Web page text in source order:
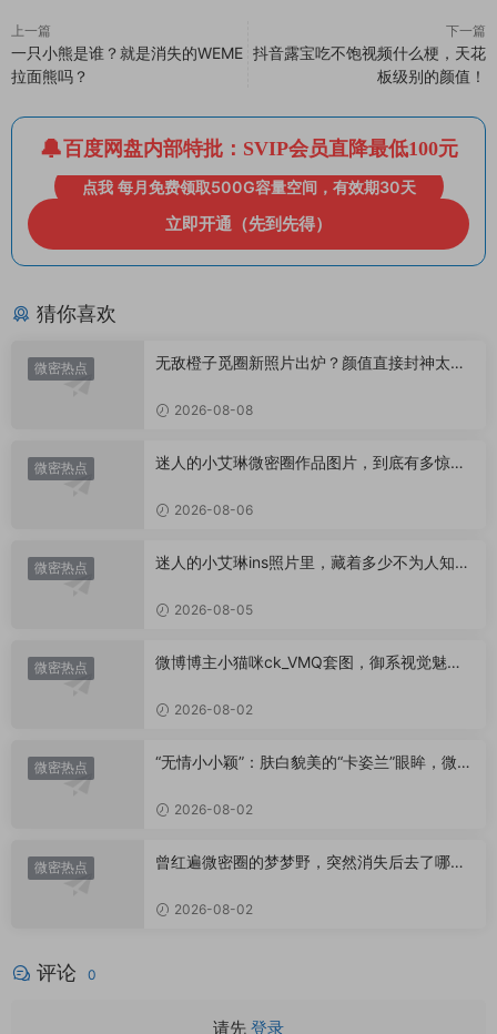
上一篇
一只小熊是谁？就是消失的WEME
拉面熊吗？
下一篇
抖音露宝吃不饱视频什么梗，天花
板级别的颜值！
百度网盘内部特批：SVIP会员直降最低100元
点我 每月免费领取500G容量空间，有效期30天
立即开通（先到先得）
猜你喜欢
微密热点
无敌橙子觅圈新照片出炉？颜值直接封神太惊
2026-08-08
微密热点
迷人的小艾琳微密圈作品图片，到底有多惊
2026-08-06
微密热点
迷人的小艾琳ins照片里，藏着多少不为人知的
2026-08-05
微密热点
微博博主小猫咪ck_VMQ套图，御系视觉魅力
2026-08-02
微密热点
“无情小小颖”：肤白貌美的“卡姿兰”眼眸，微密
2026-08-02
微密热点
曾红遍微密圈的梦梦野，突然消失后去了哪
2026-08-02
评论 0
请先 登录